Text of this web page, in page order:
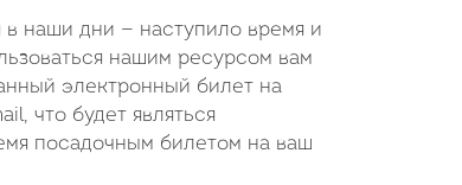
в наши дни — наступило время и
нашим ресурсом вам
электронный билет на
что будет являться
посадочным билетом на ваш